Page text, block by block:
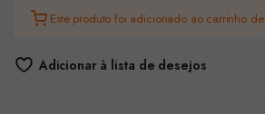
Este produto foi adicionado ao carrinho de
Adicionar à lista de desejos